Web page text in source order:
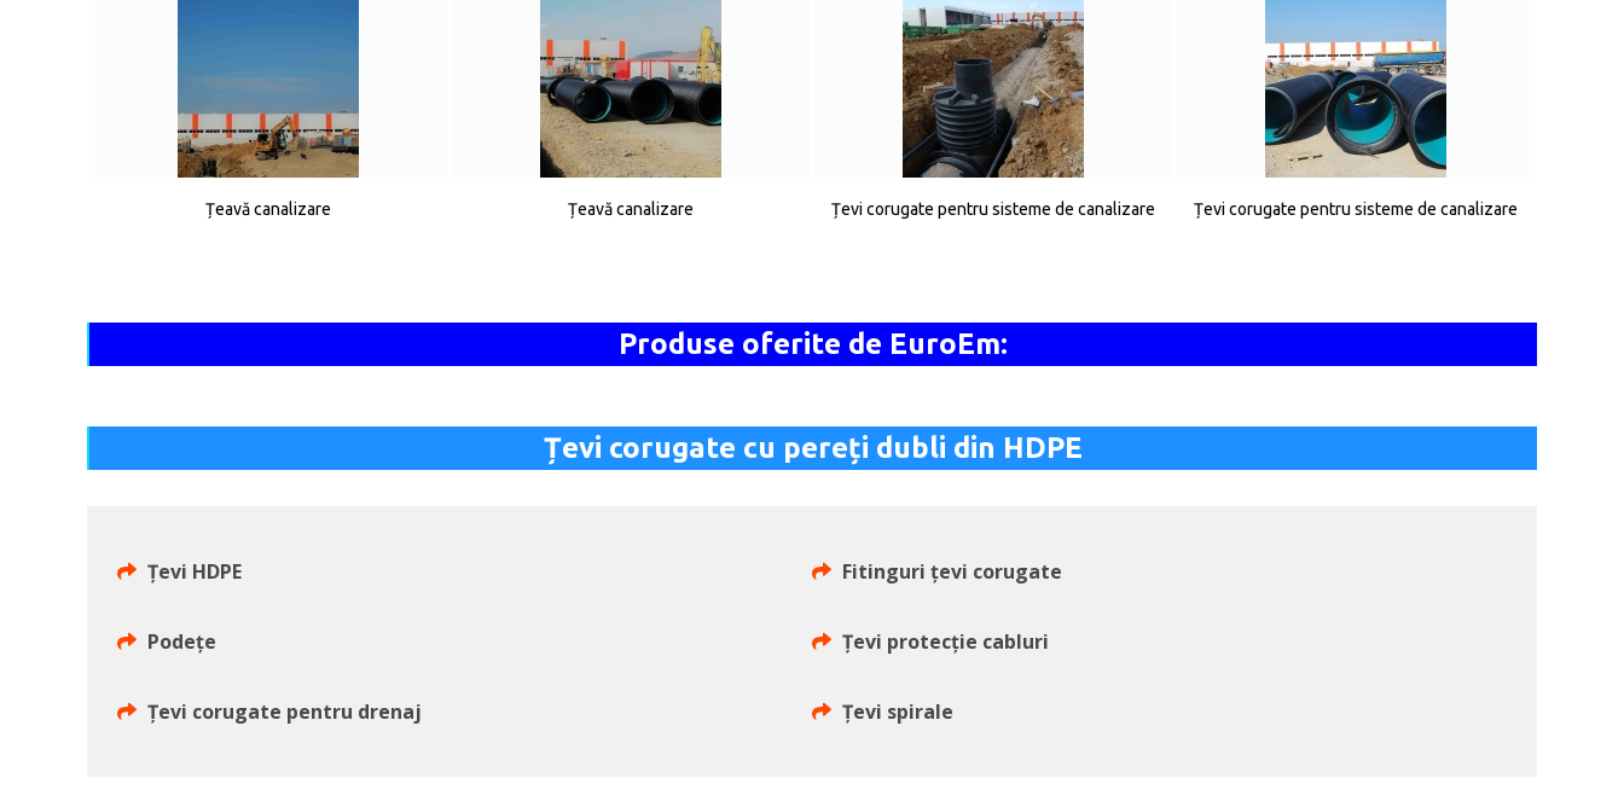
Țeavă canalizare Țeavă canalizare Țevi corugate pentru sisteme de canalizare Țevi corugate pentru sisteme de canalizare
Produse oferite de EuroEm:
Țevi corugate cu pereți dubli din HDPE
Țevi HDPE Fitinguri țevi corugate
Podețe Țevi protecție cabluri
Țevi corugate pentru drenaj Țevi spirale